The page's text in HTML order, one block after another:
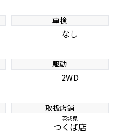
車検
なし
駆動
2WD
取扱店舗
茨城県
つくば店